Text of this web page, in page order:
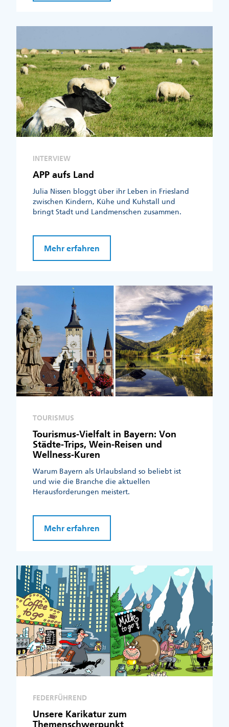
INTERVIEW
APP aufs Land
Julia Nissen bloggt über ihr Leben in Friesland
zwischen Kindern, Kühe und Kuhstall und
bringt Stadt und Landmenschen zusammen.
Mehr erfahren
TOURISMUS
Tourismus-Vielfalt in Bayern: Von
Städte-Trips, Wein-Reisen und
Wellness-Kuren
Warum Bayern als Urlaubsland so beliebt ist
und wie die Branche die aktuellen
Herausforderungen meistert.
Mehr erfahren
FEDERFÜHREND
Unsere Karikatur zum
Themenschwerpunkt